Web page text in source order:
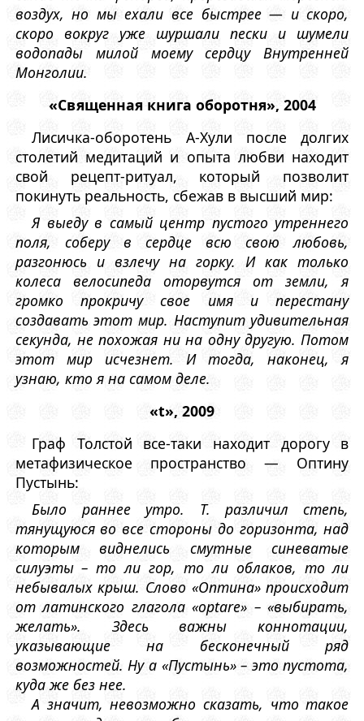
воздух, но мы ехали все быстрее — и скоро,
скоро вокруг уже шуршали пески и шумели
водопады милой моему сердцу Внутренней
Монголии.
«Священная книга оборотня», 2004
Лисичка-оборотень А-Хули после долгих
столетий медитаций и опыта любви находит
свой рецепт-ритуал, который позволит
покинуть реальность, сбежав в высший мир:
Я выеду в самый центр пустого утреннего
поля, соберу в сердце всю свою любовь,
разгонюсь и взлечу на горку. И как только
колеса велосипеда оторвутся от земли, я
громко прокричу свое имя и перестану
создавать этот мир. Наступит удивительная
секунда, не похожая ни на одну другую. Потом
этот мир исчезнет. И тогда, наконец, я
узнаю, кто я на самом деле.
«t», 2009
Граф Толстой все-таки находит дорогу в
метафизическое пространство — Оптину
Пустынь:
Было раннее утро. Т. различил степь,
тянущуюся во все стороны до горизонта, над
которым виднелись смутные синеватые
силуэты – то ли гор, то ли облаков, то ли
небывалых крыш. Слово «Оптина» происходит
от латинского глагола «optare» – «выбирать,
желать». Здесь важны коннотации,
указывающие на бесконечный ряд
возможностей. Ну а «Пустынь» – это пустота,
куда же без нее.
А значит, невозможно сказать, что такое